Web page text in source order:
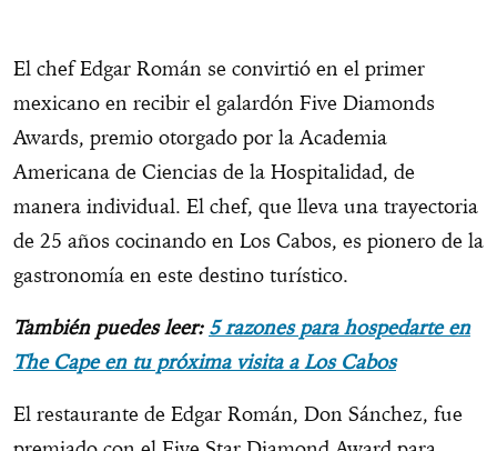
El chef Edgar Román se convirtió en el primer
mexicano en recibir el galardón Five Diamonds
Awards, premio otorgado por la Academia
Americana de Ciencias de la Hospitalidad, de
manera individual. El chef, que lleva una trayectoria
de 25 años cocinando en Los Cabos, es pionero de la
gastronomía en este destino turístico.
También puedes leer: 5 razones para hospedarte en
The Cape en tu próxima visita a Los Cabos
El restaurante de Edgar Román, Don Sánchez, fue